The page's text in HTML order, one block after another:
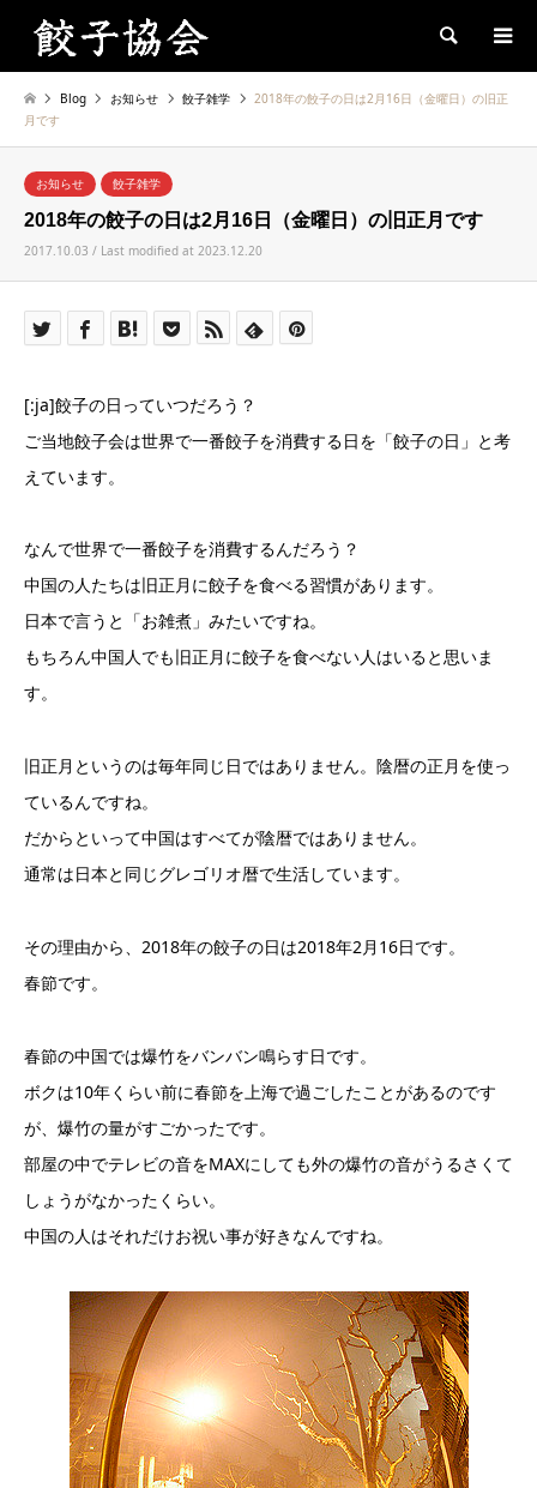
Search
Blog お知らせ 餃子雑学
2018年の餃子の日は2月16日（金曜日）の旧正
月です
お知らせ 餃子雑学
2018年の餃子の日は2月16日（金曜日）の旧正月です
2017.10.03 / Last modified at 2023.12.20
[:ja]餃子の日っていつだろう？
ご当地餃子会は世界で一番餃子を消費する日を「餃子の日」と考
えています。
なんで世界で一番餃子を消費するんだろう？
中国の人たちは旧正月に餃子を食べる習慣があります。
日本で言うと「お雑煮」みたいですね。
もちろん中国人でも旧正月に餃子を食べない人はいると思いま
す。
旧正月というのは毎年同じ日ではありません。陰暦の正月を使っ
ているんですね。
だからといって中国はすべてが陰暦ではありません。
通常は日本と同じグレゴリオ暦で生活しています。
その理由から、2018年の餃子の日は2018年2月16日です。
春節です。
春節の中国では爆竹をバンバン鳴らす日です。
ボクは10年くらい前に春節を上海で過ごしたことがあるのです
が、爆竹の量がすごかったです。
部屋の中でテレビの音をMAXにしても外の爆竹の音がうるさくて
しょうがなかったくらい。
中国の人はそれだけお祝い事が好きなんですね。